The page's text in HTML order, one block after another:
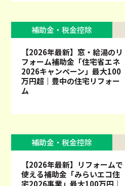
補助金・税金控除
【2026年最新】窓・給湯のリ
フォーム補助金「住宅省エネ
2026キャンペーン」最大100
万円超｜豊中の住宅リフォー
ム
補助金・税金控除
【2026年最新】リフォームで
使える補助金「みらいエコ住
宅2026事業」最大100万円｜